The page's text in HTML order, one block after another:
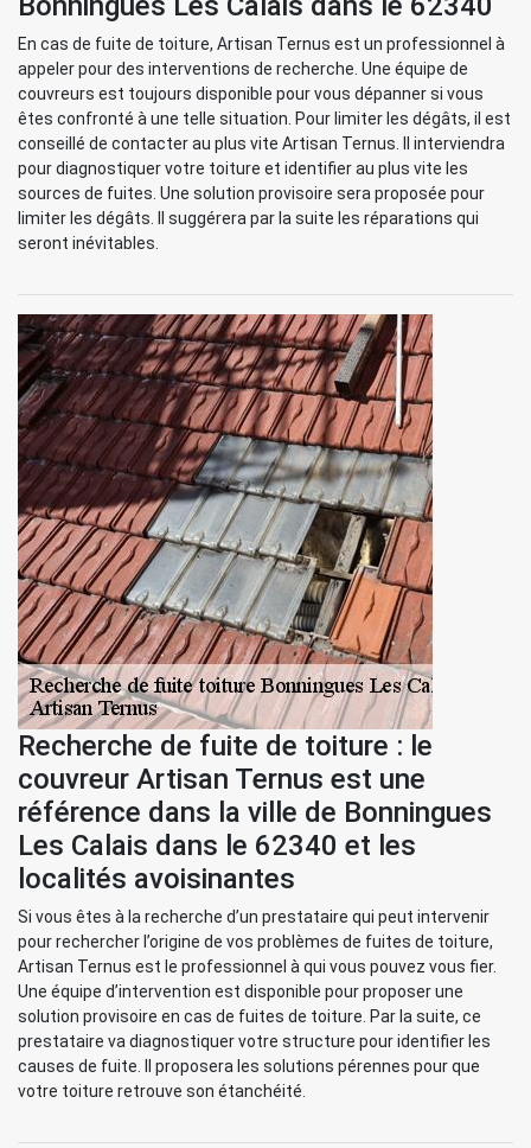
En cas de fuite de toiture, Artisan Ternus est un professionnel à
appeler pour des interventions de recherche. Une équipe de
couvreurs est toujours disponible pour vous dépanner si vous
êtes confronté à une telle situation. Pour limiter les dégâts, il est
conseillé de contacter au plus vite Artisan Ternus. Il interviendra
pour diagnostiquer votre toiture et identifier au plus vite les
sources de fuites. Une solution provisoire sera proposée pour
limiter les dégâts. Il suggérera par la suite les réparations qui
seront inévitables.
Recherche de fuite de toiture : le
couvreur Artisan Ternus est une
référence dans la ville de Bonningues
Les Calais dans le 62340 et les
localités avoisinantes
Si vous êtes à la recherche d’un prestataire qui peut intervenir
pour rechercher l’origine de vos problèmes de fuites de toiture,
Artisan Ternus est le professionnel à qui vous pouvez vous fier.
Une équipe d’intervention est disponible pour proposer une
solution provisoire en cas de fuites de toiture. Par la suite, ce
prestataire va diagnostiquer votre structure pour identifier les
causes de fuite. Il proposera les solutions pérennes pour que
votre toiture retrouve son étanchéité.